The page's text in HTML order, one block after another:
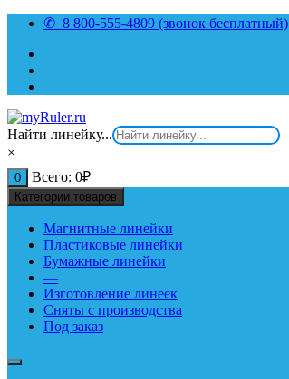
Перейти
содержимому
✆ 8 800-555-4809 (звонок бесплатный)
Найти линейку...
×
0 Всего: 0₽
Категории товаров
Магнитные линейки
Пластиковые линейки
Бумажные линейки
—
Изготовление линеек
Сняты с производства
Под заказ